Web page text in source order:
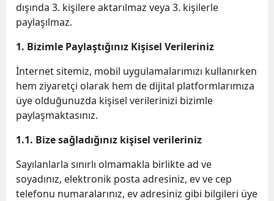
dışında 3. kişilere aktarılmaz veya 3. kişilerle
paylaşılmaz.
1. Bizimle Paylaştığınız Kişisel Verileriniz
İnternet sitemiz, mobil uygulamalarımızı kullanırken
hem ziyaretçi olarak hem de dijital platformlarımıza
üye olduğunuzda kişisel verilerinizi bizimle
paylaşmaktasınız.
1.1. Bize sağladığınız kişisel verileriniz
Sayılanlarla sınırlı olmamakla birlikte ad ve
soyadınız, elektronik posta adresiniz, ev ve cep
telefonu numaralarınız, ev adresiniz gibi bilgileri üye